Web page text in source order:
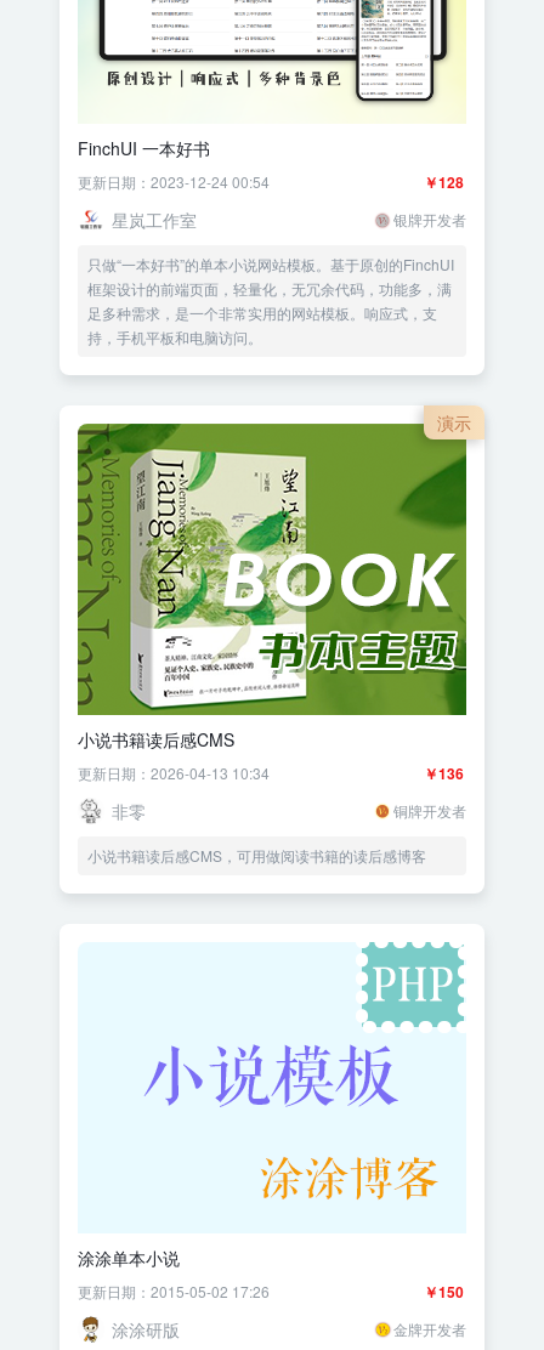
FinchUI 一本好书
￥128
更新日期：2023-12-24 00:54
星岚工作室 银牌开发者
只做“一本好书”的单本小说网站模板。基于原创的FinchUI
框架设计的前端页面，轻量化，无冗余代码，功能多，满
足多种需求，是一个非常实用的网站模板。响应式，支
持，手机平板和电脑访问。
演示
小说书籍读后感CMS
￥136
更新日期：2026-04-13 10:34
非零 铜牌开发者
小说书籍读后感CMS，可用做阅读书籍的读后感博客
涂涂单本小说
￥150
更新日期：2015-05-02 17:26
涂涂研版 金牌开发者